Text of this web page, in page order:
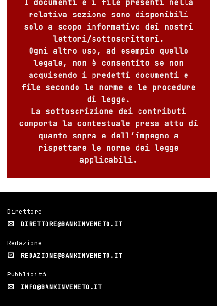
I documenti e i file presenti nella
relativa sezione sono disponibili
solo a scopo informativo dei nostri
lettori/sottoscrittori.
Ogni altro uso, ad esempio quello
legale, non è consentito se non
acquisendo i predetti documenti e
file secondo le norme e le procedure
di legge.
La sottoscrizione dei contributi
comporta la contestuale presa atto di
quanto sopra e dell’impegno a
rispettare le norme dei legge
applicabili.
Direttore
DIRETTORE@BANKINVENETO.IT
Redazione
REDAZIONE@BANKINVENETO.IT
Pubblicità
INFO@BANKINVENETO.IT